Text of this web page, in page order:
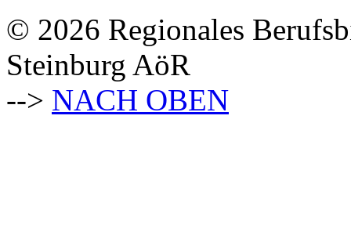
© 2026 Regionales
Steinburg AöR
--> NACH OBEN